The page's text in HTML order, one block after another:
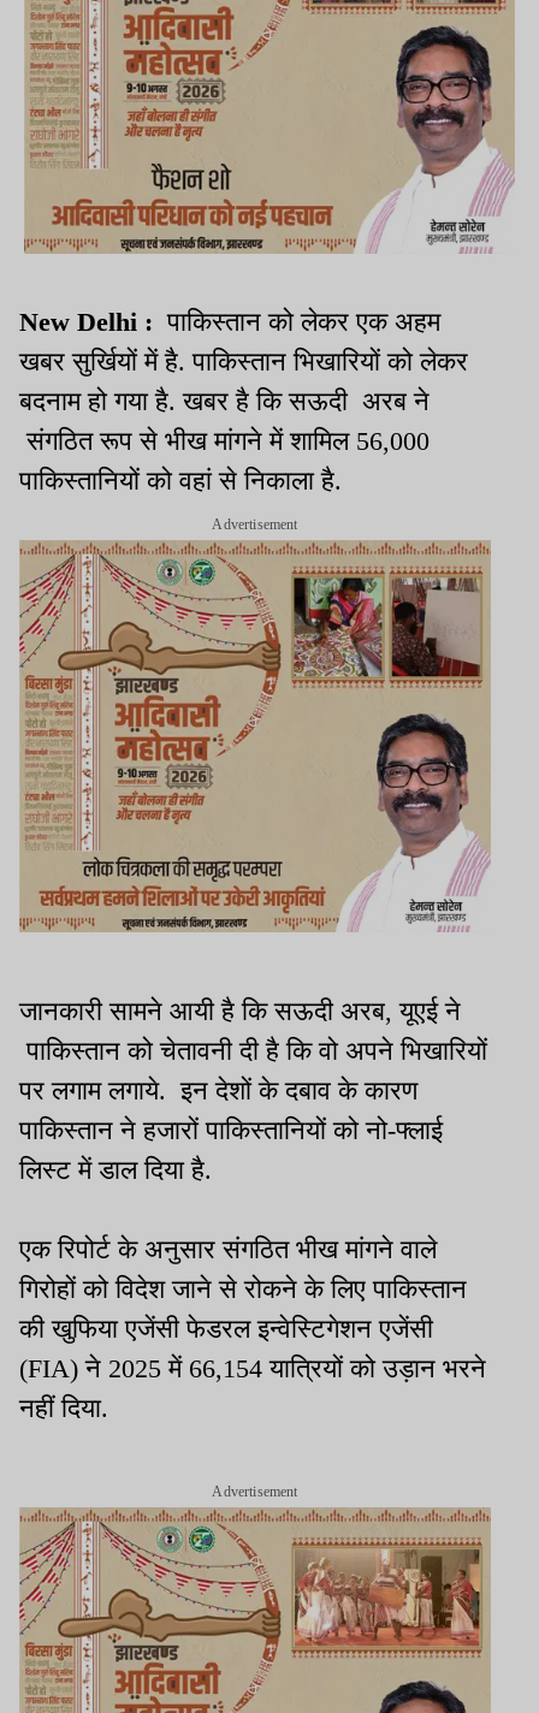
New Delhi : पाकिस्तान को लेकर एक अहम
खबर सुर्खियों में है. पाकिस्तान भिखारियों को लेकर
बदनाम हो गया है. खबर है कि सऊदी अरब ने
संगठित रूप से भीख मांगने में शामिल 56,000
पाकिस्तानियों को वहां से निकाला है.
Advertisement
जानकारी सामने आयी है कि सऊदी अरब, यूएई ने
पाकिस्तान को चेतावनी दी है कि वो अपने भिखारियों
पर लगाम लगाये. इन देशों के दबाव के कारण
पाकिस्तान ने हजारों पाकिस्तानियों को नो-फ्लाई
लिस्ट में डाल दिया है.
एक रिपोर्ट के अनुसार संगठित भीख मांगने वाले
गिरोहों को विदेश जाने से रोकने के लिए पाकिस्तान
की खुफिया एजेंसी फेडरल इन्वेस्टिगेशन एजेंसी
(FIA) ने 2025 में 66,154 यात्रियों को उड़ान भरने
नहीं दिया.
Advertisement